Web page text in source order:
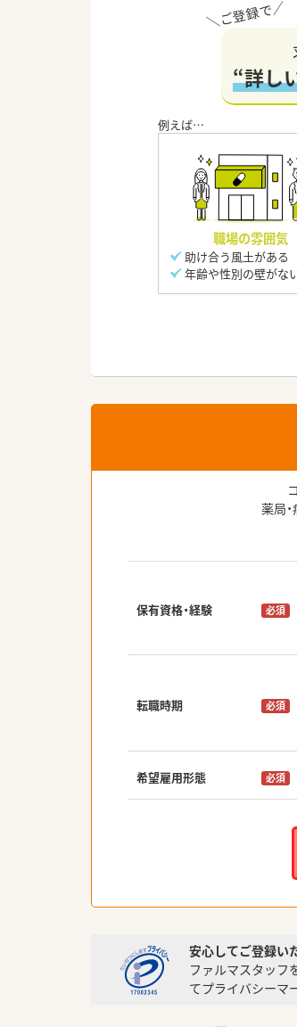
“詳し
職場の雰囲気
助け合う風土がある
年齢や性別の壁がな
薬局
保有資格・経験 必須
転職時期 必須
希望雇用形態 必須
安心してご登録い
ファルマスタッフ
てプライバシーマ